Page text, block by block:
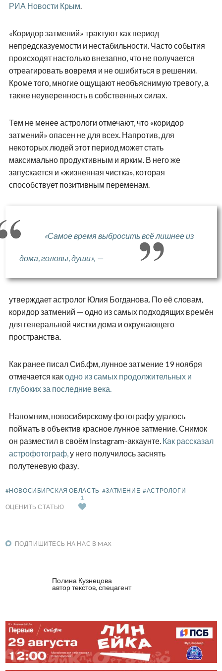
РИА Новости Крым.
«Коридор затмений» трактуют как период
непредсказуемости и нестабильности. Часто события
происходят настолько внезапно, что не получается
отреагировать вовремя и не ошибиться в решении.
Кроме того, многие ощущают необъяснимую тревогу, а
также неуверенность в собственных силах.
Тем не менее астрологи отмечают, что «коридор
затмений» опасен не для всех. Напротив, для
некоторых людей этот период может стать
максимально продуктивным и ярким. В него же
запускается и «жизненная чистка», которая
способствует позитивным переменам.
«Самое время выбросить всё лишнее из
дома, головы, души», —
утверждает астролог Юлия Богданова. По её словам,
коридор затмений — одно из самых подходящих времён
для генеральной чистки дома и окружающего
пространства.
Как ранее писал Сиб.фм, лунное затмение 19 ноября
отмечается какодно из самых продолжительных и
глубоких за последние века.
Напомним, новосибирскому фотографу удалось
поймать в объектив красное лунное затмение. Снимок
он разместил в своём Instagram-аккаунте. Как рассказал
астрофотограф,у него получилось заснять
полутеневую фазу.
#НОВОСИБИРСКАЯ ОБЛАСТЬ #ЗАТМЕНИЕ #АСТРОЛОГИ
ОЦЕНИТЬ СТАТЬЮ
1
ПОДПИШИТЕСЬ НА НАС В MAX
Полина Кузнецова
автор текстов, спецагент